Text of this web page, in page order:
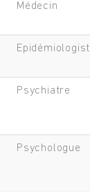
Médecin
Psychiatre
Psychologue